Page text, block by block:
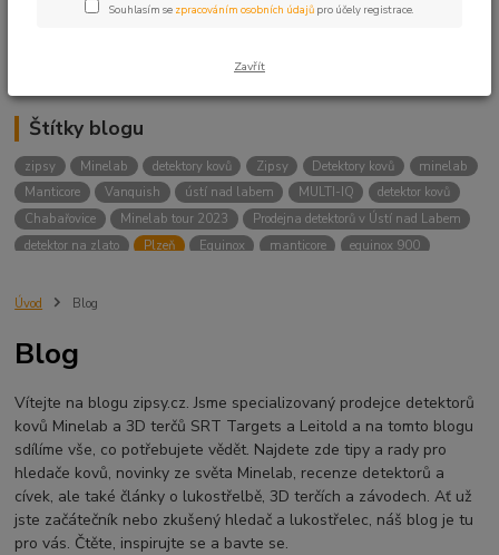
Detektory
Štítky blogu
zipsy Minelab detektory kovů Zipsy Detektory kovů
minelab
Manticore
Vanquish ústí nad labem MULTI-IQ
detektor kovů
Chabařovice
Minelab tour 2023
Prodejna detektorů v Ústí nad Labem
detektor na zlato
Plzeň Equinox manticore
equinox 900
Sraz detektorářů
ÚSTÍ NAD LABEM
Jídlo na cesty
Mníšek u Liberece Karlovy Vary
Equinox 900
Soutěž o detektor
Severní Čechy
hledání pokladů
technologie Multi IQ
Úvod Blog
Blog
Vítejte na blogu zipsy.cz. Jsme specializovaný prodejce detektorů
kovů Minelab a 3D terčů SRT Targets a Leitold a na tomto blogu
sdílíme vše, co potřebujete vědět. Najdete zde tipy a rady pro
hledače kovů, novinky ze světa Minelab, recenze detektorů a
cívek, ale také články o lukostřelbě, 3D terčích a závodech. Ať už
jste začátečník nebo zkušený hledač a lukostřelec, náš blog je tu
pro vás. Čtěte, inspirujte se a bavte se.
Souhlasím se zpracováním osobních údajů pro účely registrace.
Zavřít